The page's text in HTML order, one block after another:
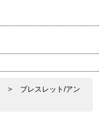
>
ブレスレット/アン